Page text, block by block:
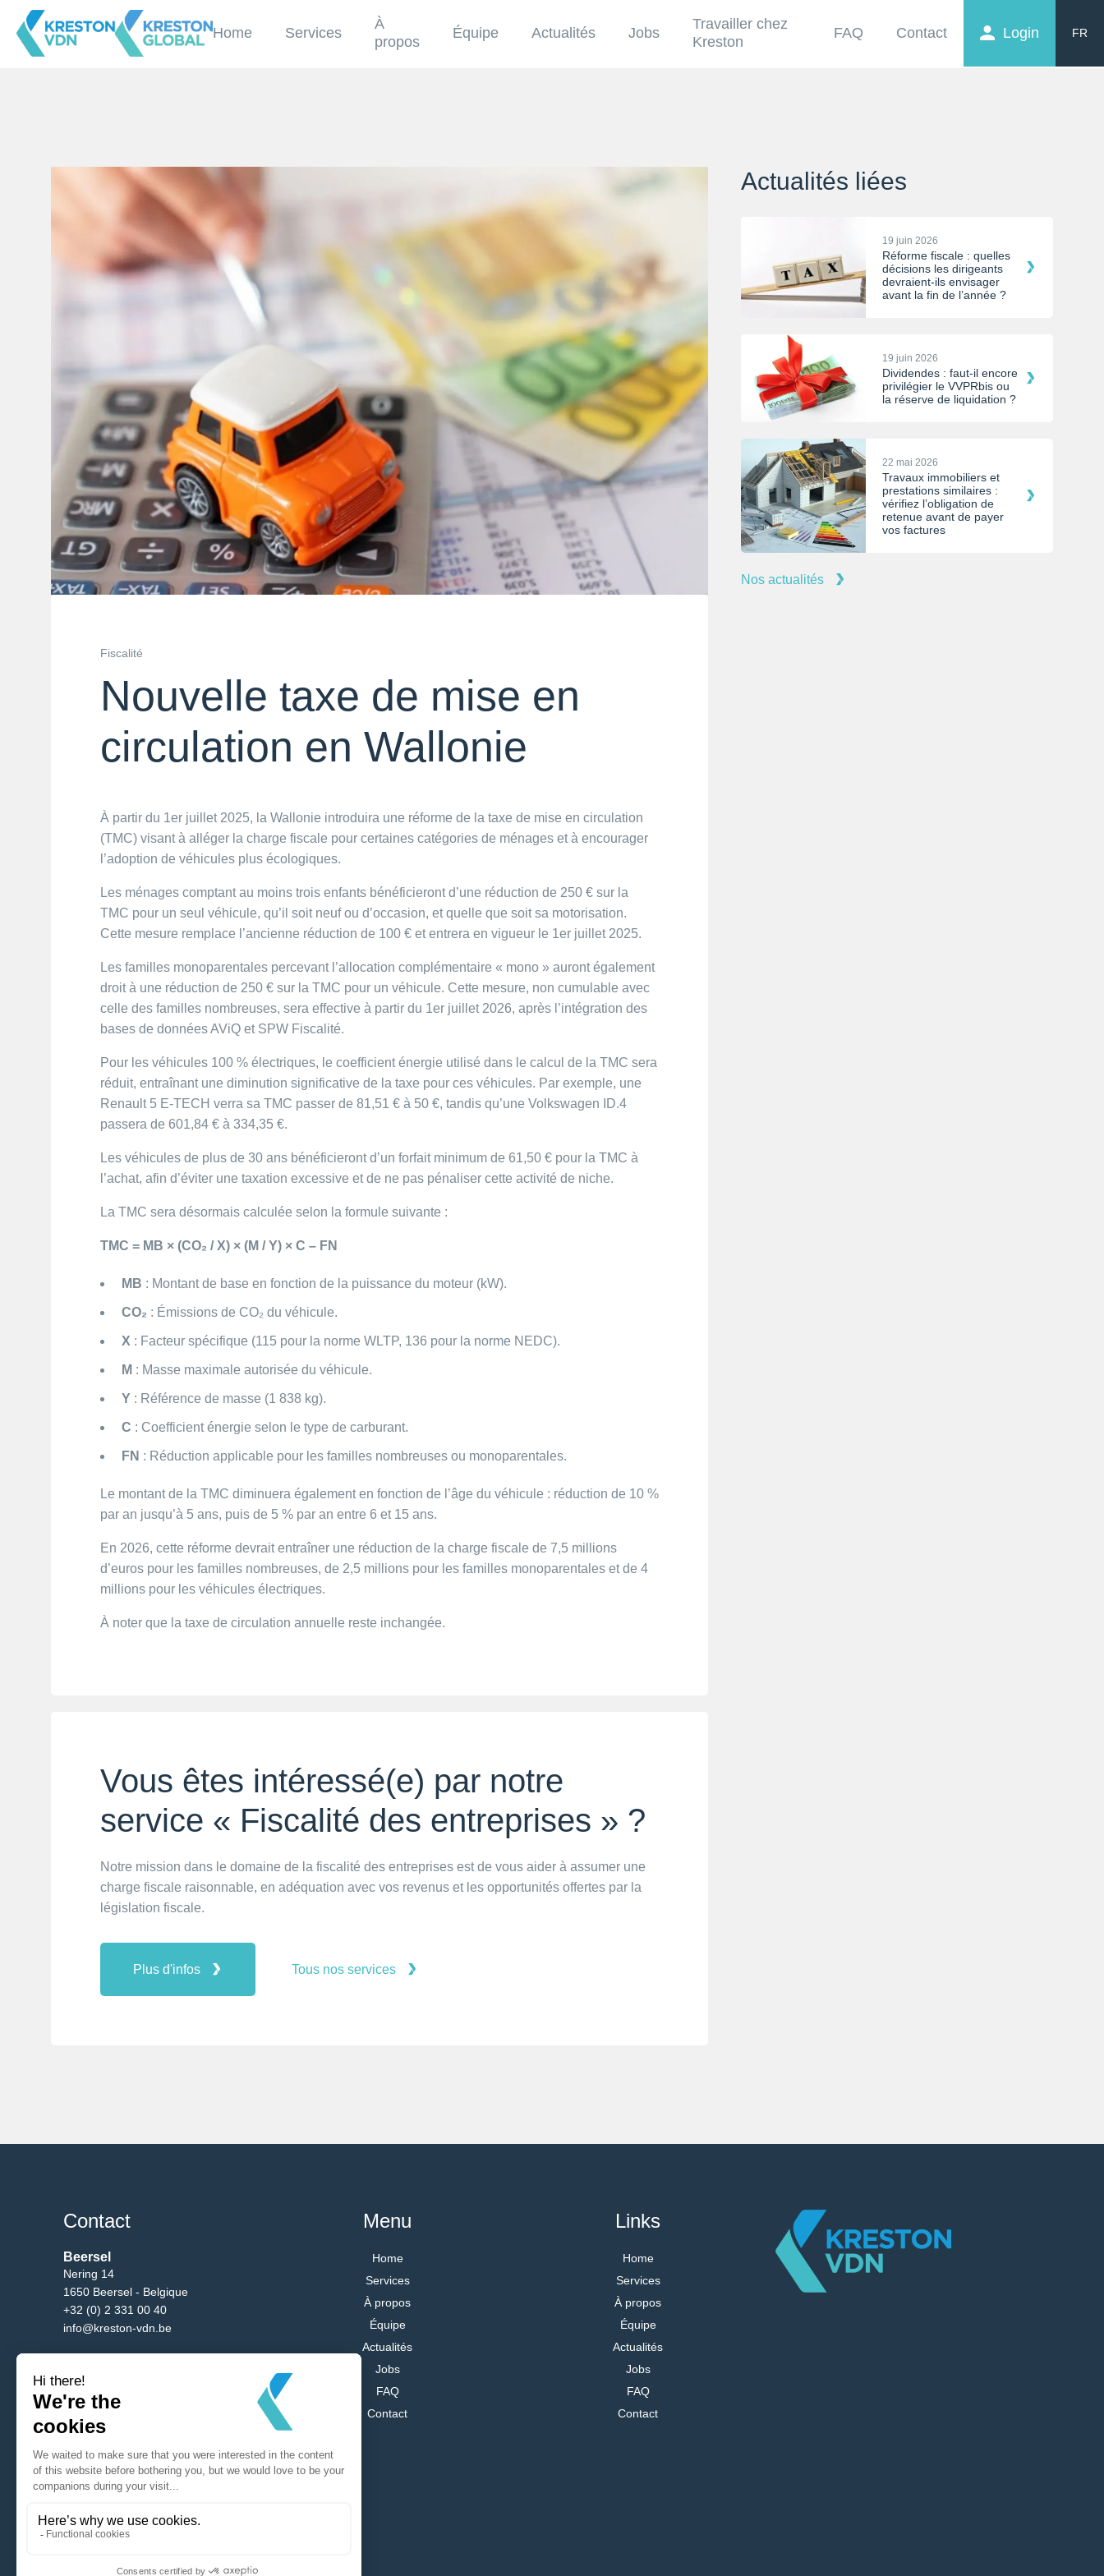
Home Services
À
propos
Équipe Actualités Jobs
Travailler chez
Kreston
FAQ Contact Login
FR
Fiscalité
Nouvelle taxe de mise en
circulation en Wallonie
À partir du 1er juillet 2025, la Wallonie introduira une réforme de la taxe de mise en circulation
(TMC) visant à alléger la charge fiscale pour certaines catégories de ménages et à encourager
l’adoption de véhicules plus écologiques.​
Les ménages comptant au moins trois enfants bénéficieront d’une réduction de 250 € sur la
TMC pour un seul véhicule, qu’il soit neuf ou d’occasion, et quelle que soit sa motorisation.
Cette mesure remplace l’ancienne réduction de 100 € et entrera en vigueur le 1er juillet 2025. ​
Les familles monoparentales percevant l’allocation complémentaire « mono » auront également
droit à une réduction de 250 € sur la TMC pour un véhicule. Cette mesure, non cumulable avec
celle des familles nombreuses, sera effective à partir du 1er juillet 2026, après l’intégration des
bases de données AViQ et SPW Fiscalité. ​
Pour les véhicules 100 % électriques, le coefficient énergie utilisé dans le calcul de la TMC sera
réduit, entraînant une diminution significative de la taxe pour ces véhicules. Par exemple, une
Renault 5 E-TECH verra sa TMC passer de 81,51 € à 50 €, tandis qu’une Volkswagen ID.4
passera de 601,84 € à 334,35 €. ​
Les véhicules de plus de 30 ans bénéficieront d’un forfait minimum de 61,50 € pour la TMC à
l’achat, afin d’éviter une taxation excessive et de ne pas pénaliser cette activité de niche. ​
La TMC sera désormais calculée selon la formule suivante :​
TMC = MB × (CO₂ / X) × (M / Y) × C – FN
MB : Montant de base en fonction de la puissance du moteur (kW).​
CO₂ : Émissions de CO₂ du véhicule.​
X : Facteur spécifique (115 pour la norme WLTP, 136 pour la norme NEDC).​
M : Masse maximale autorisée du véhicule.​
Y : Référence de masse (1 838 kg).​
C : Coefficient énergie selon le type de carburant.​
FN : Réduction applicable pour les familles nombreuses ou monoparentales.​
Le montant de la TMC diminuera également en fonction de l’âge du véhicule : réduction de 10 %
par an jusqu’à 5 ans, puis de 5 % par an entre 6 et 15 ans. ​
En 2026, cette réforme devrait entraîner une réduction de la charge fiscale de 7,5 millions
d’euros pour les familles nombreuses, de 2,5 millions pour les familles monoparentales et de 4
millions pour les véhicules électriques. ​
À noter que la taxe de circulation annuelle reste inchangée.
Vous êtes intéressé(e) par notre
service « Fiscalité des entreprises » ?
Notre mission dans le domaine de la fiscalité des entreprises est de vous aider à assumer une
charge fiscale raisonnable, en adéquation avec vos revenus et les opportunités offertes par la
législation fiscale.
Plus d'infos Tous nos services
Actualités liées
19 juin 2026
Réforme fiscale : quelles
décisions les dirigeants
devraient-ils envisager
avant la fin de l’année ?
19 juin 2026
Dividendes : faut-il encore
privilégier le VVPRbis ou
la réserve de liquidation ?
22 mai 2026
Travaux immobiliers et
prestations similaires :
vérifiez l’obligation de
retenue avant de payer
vos factures
Nos actualités
Contact
Beersel
Nering 14
1650 Beersel - Belgique
+32 (0) 2 331 00 40
info@kreston-vdn.be
Av. du Bgm. Etienne Demunter 5/10
1090 Bruxelles - Belgique
info@kreston-vdn.be
Antwerp
Mechelsesteenweg 288
+32 (0) 2 331 00 40
info@kreston-vdn.be
Menu
Home
Services
À propos
Équipe
Actualités
Jobs
FAQ
Contact
Links
Home
Services
À propos
Équipe
Actualités
Jobs
FAQ
Contact